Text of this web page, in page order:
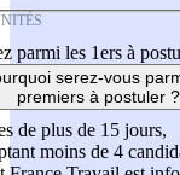
parmi les 1ers à
serez-vous
premiers à postuler ?
de plus de 15 jours,
moins de 4